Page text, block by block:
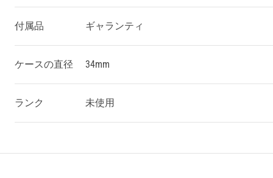
付属品 ギャランティ
ケースの直径 34mm
ランク 未使用